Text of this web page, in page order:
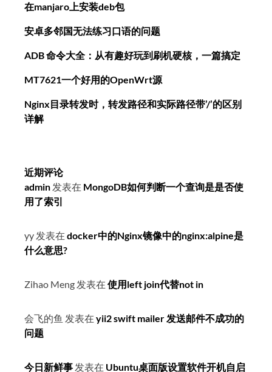
在manjaro上安装deb包
安卓多邻国无法练习口语的问题
ADB 命令大全：从有趣好玩到刷机硬核，一篇搞定
MT7621一个好用的OpenWrt源
Nginx目录转发时，转发路径和实际路径带’/’的区别
详解
近期评论
admin 发表在 MongoDB如何判断一个查询是是否使
用了索引
yy 发表在 docker中的Nginx镜像中的nginx:alpine是
什么意思?
Zihao Meng 发表在 使用left join代替not in
会飞的鱼 发表在 yii2 swift mailer 发送邮件不成功的
问题
今日新鲜事 发表在 Ubuntu桌面版设置软件开机自启